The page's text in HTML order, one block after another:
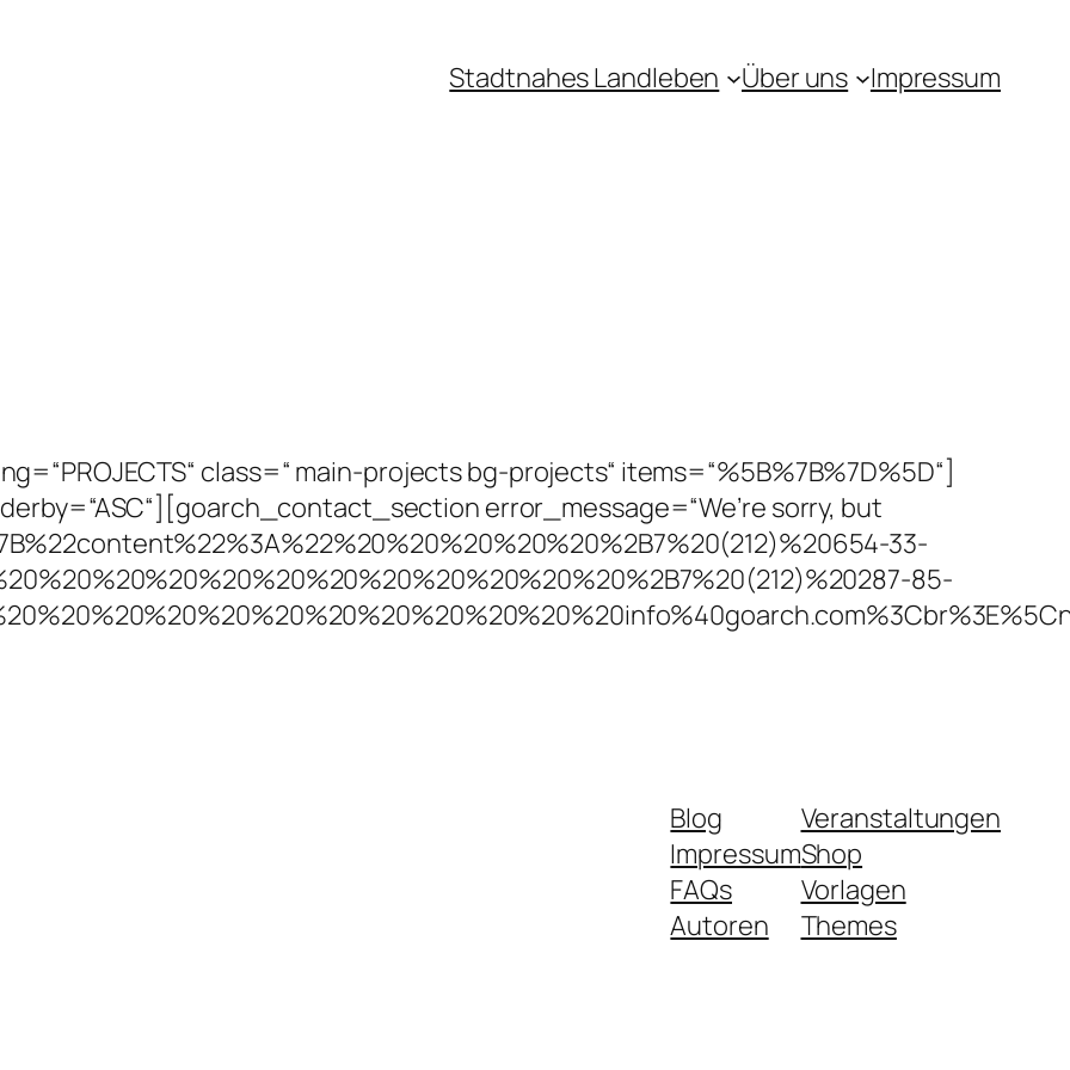
Stadtnahes Landleben Über uns Impressum
class=“ main-projects bg-projects“ items=“%5B%7B%7D%5D“]
error_message=“We’re sorry, but
33-
85-
Blog
Impressum
FAQs
Autoren
Veranstaltungen
Shop
Vorlagen
Themes